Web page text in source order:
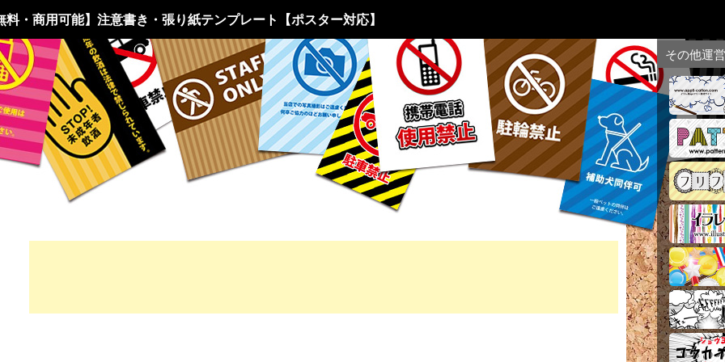
料・商用可能】注意書き・張り紙テンプレート【ポスター対応】
その他運